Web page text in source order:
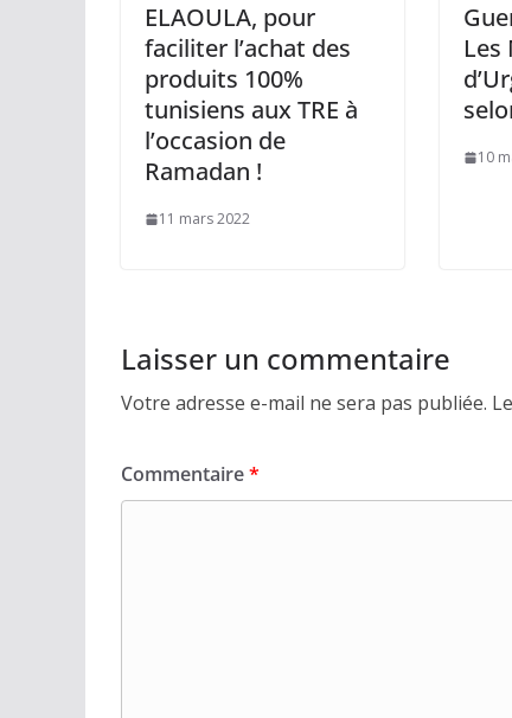
ELAOULA, pour
faciliter l’achat des
produits 100%
tunisiens aux TRE à
l’occasion de
Ramadan !
11 mars 2022
Les
10
Laisser un commentaire
Votre adresse e-mail ne sera pas publiée.
Commentaire*